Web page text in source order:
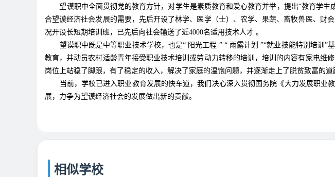
望谟职中全面贯彻党的教育方针，对学生是素质教育和爱心教育并举，提出“教育学
合望谟经济社会发展的需要，先后开设了林学、医学（士）、农学、果蔬、畜牧兽医、
况开设长短期培训班，已先后向社会输送了近4000名适用技术人才 。
望谟职中既是中等职业技术学校，也是“ 阳光工程 ” “ 雨露计划 ”“就业技能特别培训
教育，并动员农村适龄青年接受职业技术培训或劳动力转移的培训，培训的内容有家电维
岗位上站稳了脚跟，有了稳定的收入，解决了家庭的温饱问题，并逐渐走上了脱贫致富的道
当前，学校已进入职业教育发展的快车道，我们决心深入贯彻国务院《大力发展职
展，力争为望谟经济社会的发展做出新的贡献。
相似学校